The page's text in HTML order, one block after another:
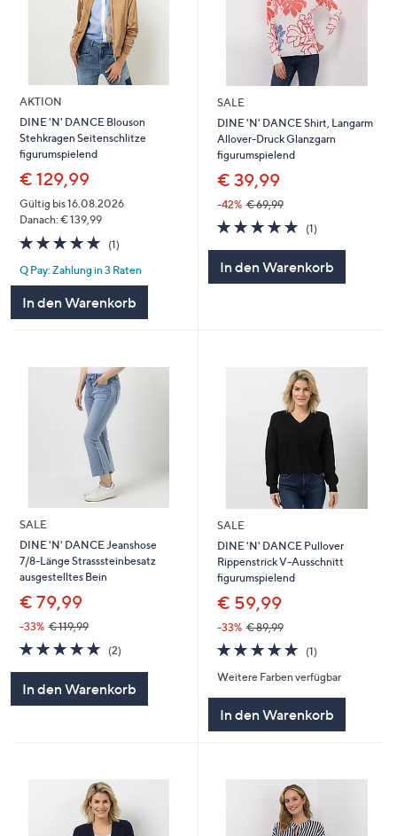
AKTION
DINE 'N' DANCE Blouson
Stehkragen Seitenschlitze
figurumspielend
€ 129,99
Gültig bis 16.08.2026
Danach: € 139,99
5.0
von
5
(1)1
Q Pay: Zahlung in 3 Raten
In den Warenkorb
SALE
DINE 'N' DANCE Shirt, Langarm
Allover-Druck Glanzgarn
figurumspielend
€ 39,99
-42% € 69,99
5.0
von
(1)1
In den Warenkorb
SALE
DINE 'N' DANCE Jeanshose
7/8-Länge Strasssteinbesatz
ausgestelltes Bein
€ 79,99
-33% € 119,99
5.0
von
(2)2
In den Warenkorb
SALE
DINE 'N' DANCE Pullover
Rippenstrick V-Ausschnitt
figurumspielend
€ 59,99
-33% € 89,99
5.0
von
5
(1)1
Weitere Farben verfügbar
In den Warenkorb